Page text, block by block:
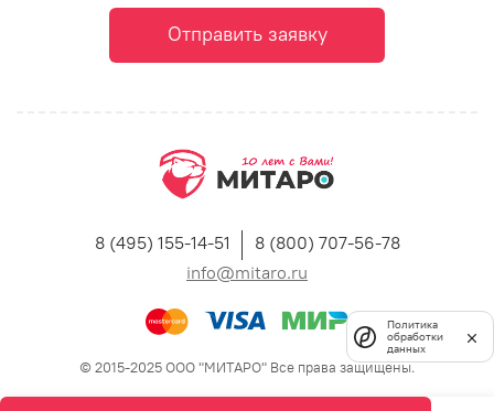
Отправить заявку
8 (495) 155-14-51
8 (800) 707-56-78
info@mitaro.ru
© 2015-2025 ООО "МИТАРО" Все права защищены.
Политика
обработки
данных